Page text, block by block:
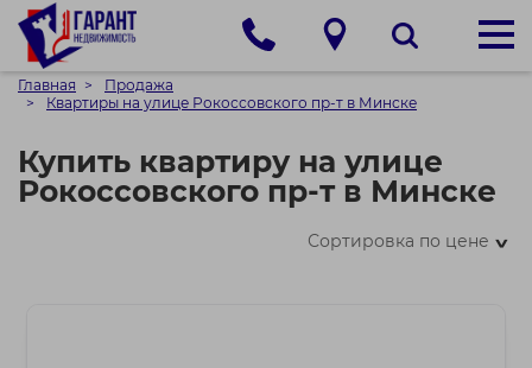
Главная
Продажа
Квартиры на улице Рокоссовского пр-т в Минске
Купить квартиру на улице
Рокоссовского пр-т в Минске
Сортировка по цене>